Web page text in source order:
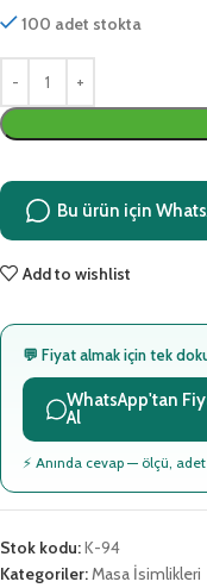
100 adet stokta
Bu ürün için
Add to wishlist
💬 Fiyat almak için tek
WhatsApp'tan
Al
⚡ Anında cevap — ölçü,
Stok kodu:K-94
Kategoriler:Masa İsimlikleri